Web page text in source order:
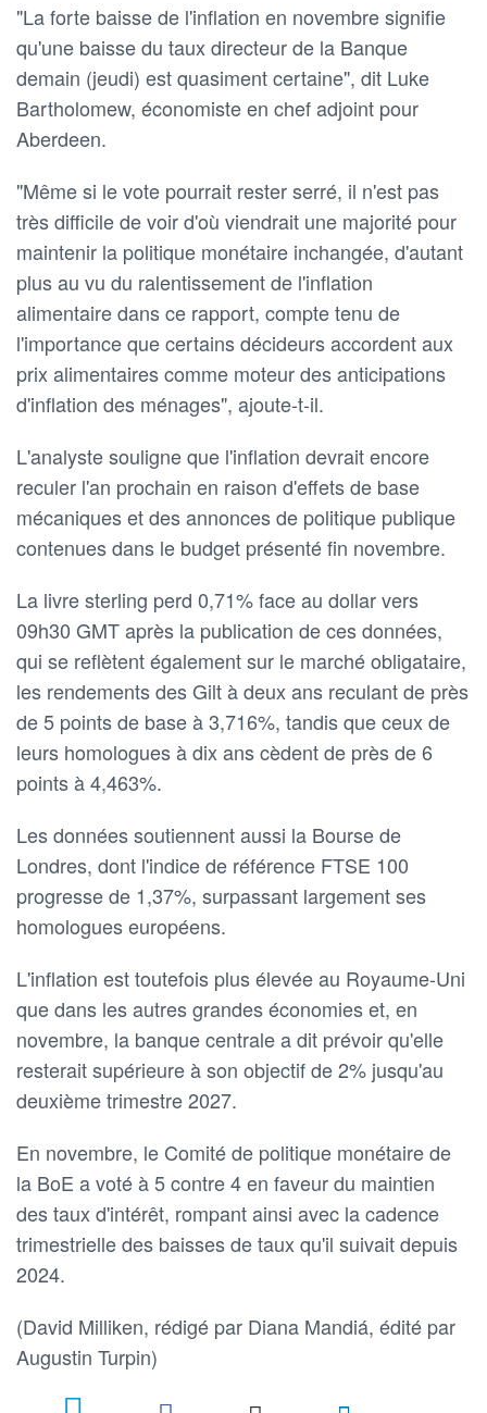
"La forte baisse de l'inflation en novembre signifie
qu'une baisse du taux directeur de la Banque
demain (jeudi) est quasiment certaine", dit Luke
Bartholomew, économiste en chef adjoint pour
Aberdeen.
"Même si le vote pourrait rester serré, il n'est pas
très difficile de voir d'où viendrait une majorité pour
maintenir la politique monétaire inchangée, d'autant
plus au vu du ralentissement de l'inflation
alimentaire dans ce rapport, compte tenu de
l'importance que certains décideurs accordent aux
prix alimentaires comme moteur des anticipations
d'inflation des ménages", ajoute-t-il.
L'analyste souligne que l'inflation devrait encore
reculer l'an prochain en raison d'effets de base
mécaniques et des annonces de politique publique
contenues dans le budget présenté fin novembre.
La livre sterling perd 0,71% face au dollar vers
09h30 GMT après la publication de ces données,
qui se reflètent également sur le marché obligataire,
les rendements des Gilt à deux ans reculant de près
de 5 points de base à 3,716%, tandis que ceux de
leurs homologues à dix ans cèdent de près de 6
points à 4,463%.
Les données soutiennent aussi la Bourse de
Londres, dont l'indice de référence FTSE 100
progresse de 1,37%, surpassant largement ses
homologues européens.
L'inflation est toutefois plus élevée au Royaume-Uni
que dans les autres grandes économies et, en
novembre, la banque centrale a dit prévoir qu'elle
resterait supérieure à son objectif de 2% jusqu'au
deuxième trimestre 2027.
En novembre, le Comité de politique monétaire de
la BoE a voté à 5 contre 4 en faveur du maintien
des taux d'intérêt, rompant ainsi avec la cadence
trimestrielle des baisses de taux qu'il suivait depuis
2024.
(David Milliken, rédigé par Diana Mandiá, édité par
Augustin Turpin)